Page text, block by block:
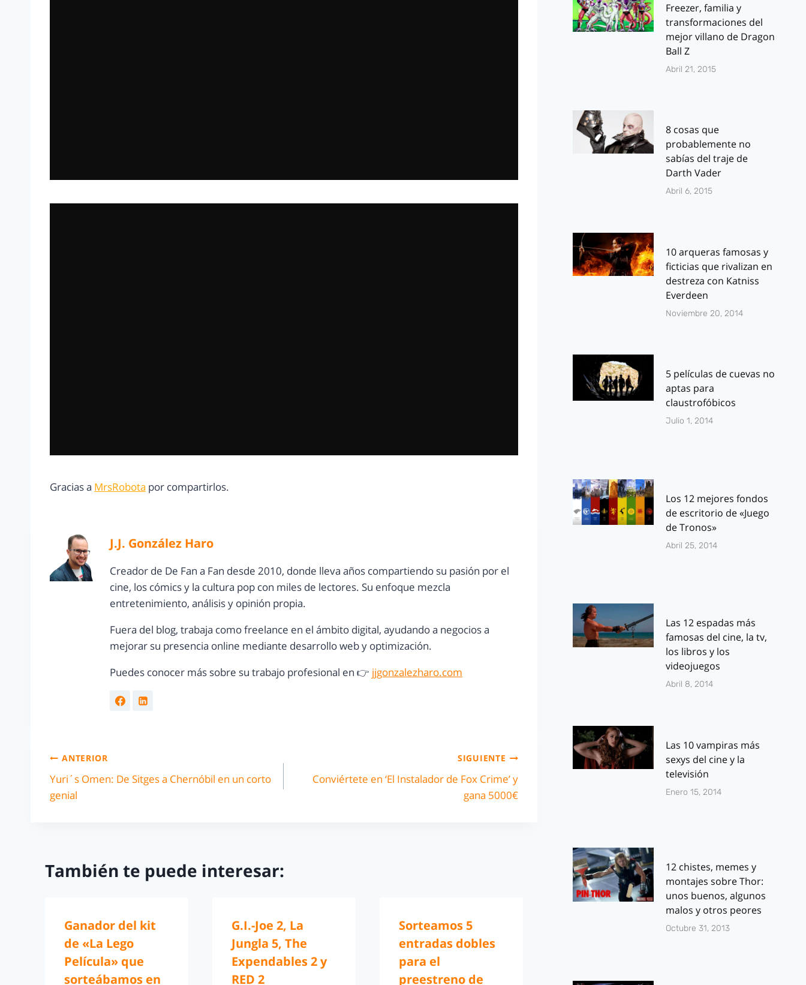
Gracias a MrsRobota por compartirlos.
J.J. González Haro
Creador de De Fan a Fan desde 2010, donde lleva años compartiendo su pasión por el
cine, los cómics y la cultura pop con miles de lectores. Su enfoque mezcla
entretenimiento, análisis y opinión propia.
Fuera del blog, trabaja como freelance en el ámbito digital, ayudando a negocios a
mejorar su presencia online mediante desarrollo web y optimización.
Puedes conocer más sobre su trabajo profesional en 👉 jjgonzalezharo.com
ANTERIOR
Yuri´s Omen: De Sitges a Chernóbil en un corto
genial
SIGUIENTE
Conviértete en ‘El Instalador de Fox Crime’ y
gana 5000€
También te puede interesar:
Ganador del kit
de «La Lego
Película» que
sorteábamos en
G.I.-Joe 2, La
Jungla 5, The
Expendables 2 y
RED 2
Sorteamos 5
entradas dobles
para el
preestreno de
Freezer, familia y
transformaciones del
mejor villano de Dragon
Ball Z
Abril 21, 2015
8 cosas que
probablemente no
sabías del traje de
Darth Vader
Abril 6, 2015
10 arqueras famosas y
ficticias que rivalizan en
destreza con Katniss
Everdeen
Noviembre 20, 2014
5 películas de cuevas no
aptas para
claustrofóbicos
Julio 1, 2014
Los 12 mejores fondos
de escritorio de «Juego
de Tronos»
Abril 25, 2014
Las 12 espadas más
famosas del cine, la tv,
los libros y los
videojuegos
Abril 8, 2014
Las 10 vampiras más
sexys del cine y la
televisión
Enero 15, 2014
12 chistes, memes y
montajes sobre Thor:
unos buenos, algunos
malos y otros peores
Octubre 31, 2013